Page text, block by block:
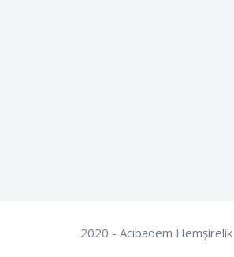
2020 - Acıbadem Hemşirelik